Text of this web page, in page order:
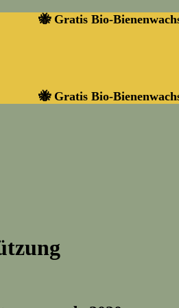
🐝 Gratis Bio-
🐝 Gratis Bio-